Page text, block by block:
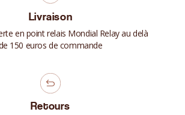
Livraison
en point relais Mondial Relay au delà
150 euros de commande
Retours